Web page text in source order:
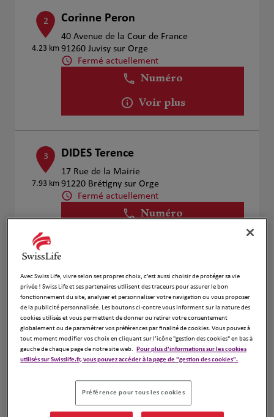
2
4.23 km
Corinne Peron
40 Avenue de la Cour de France
91260 Juvisy sur Orge
Fermé actuellement
Numéro
Voir plus
3
7.93 km
DIDES Terence
17 Rue de la Mairie
91220 Brétigny sur Orge
Fermé actuellement
Numéro
4
9.96 km
Evelyne Robic
63 AVENUE DE LA COMMUNE DE PARIS
91220 Bretigny Sur Orge
Fermé actuellement
Numéro
Avec Swiss Life, vivre selon ses propres choix, c’est aussi choisir de protéger sa vie
privée ! Swiss Life et ses partenaires utilisent des traceurs pour assurer le bon
fonctionnement du site, analyser et personnaliser votre navigation ou vous proposer
de la publicité personnalisée. Les boutons ci-contre vous informent sur la nature des
cookies utilisés et vous permettent de donner ou retirer votre consentement
globalement ou de paramétrer vos préférences par finalité de cookies. Vous pouvez à
tout moment modifier vos choix en cliquant sur l’icône "gestion des cookies" en bas à
gauche de chaque page de notre site web. Pour plus d'informations sur les cookies
utilisés sur Swisslife.fr, vous pouvez accéder à la page de "gestion des cookies".
Préférence pour tous les cookies